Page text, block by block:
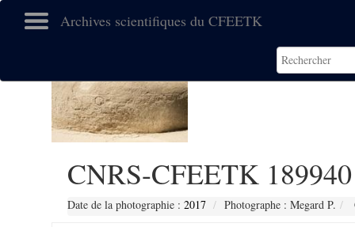
Archives scientifiques du CFEETK
CNRS-CFEETK 189940
Date de la photographie : 2017 Photographe : Megard P.